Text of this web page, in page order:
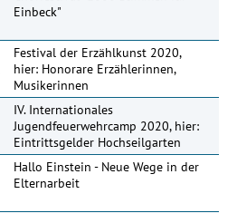
Einbeck"
Festival der Erzählkunst 2020,
hier: Honorare Erzählerinnen,
Musikerinnen
IV. Internationales
Jugendfeuerwehrcamp 2020, hier:
Eintrittsgelder Hochseilgarten
Hallo Einstein - Neue Wege in der
Elternarbeit